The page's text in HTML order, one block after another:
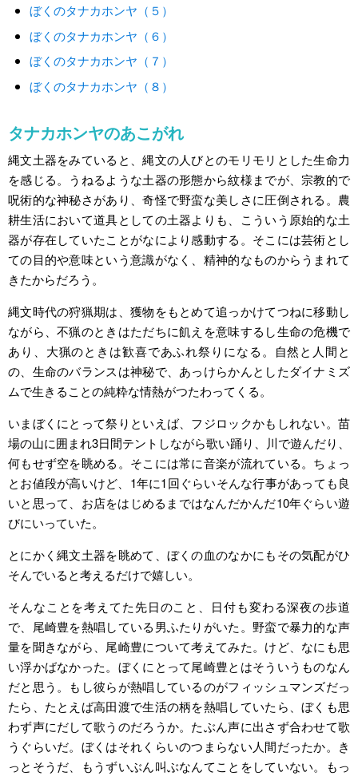
ぼくのタナカホンヤ（５）
ぼくのタナカホンヤ（６）
ぼくのタナカホンヤ（７）
ぼくのタナカホンヤ（８）
タナカホンヤのあこがれ
縄文土器をみていると、縄文の人びとのモリモリとした生命力
を感じる。うねるような土器の形態から紋様までが、宗教的で
呪術的な神秘さがあり、奇怪で野蛮な美しさに圧倒される。農
耕生活において道具としての土器よりも、こういう原始的な土
器が存在していたことがなにより感動する。そこには芸術とし
ての目的や意味という意識がなく、精神的なものからうまれて
きたからだろう。
縄文時代の狩猟期は、獲物をもとめて追っかけてつねに移動し
ながら、不猟のときはただちに飢えを意味するし生命の危機で
あり、大猟のときは歓喜であふれ祭りになる。自然と人間と
の、生命のバランスは神秘で、あっけらかんとしたダイナミズ
ムで生きることの純粋な情熱がつたわってくる。
いまぼくにとって祭りといえば、フジロックかもしれない。苗
場の山に囲まれ3日間テントしながら歌い踊り、川で遊んだり、
何もせず空を眺める。そこには常に音楽が流れている。ちょっ
とお値段が高いけど、1年に1回ぐらいそんな行事があっても良
いと思って、お店をはじめるまではなんだかんだ10年ぐらい遊
びにいっていた。
とにかく縄文土器を眺めて、ぼくの血のなかにもその気配がひ
そんでいると考えるだけで嬉しい。
そんなことを考えてた先日のこと、日付も変わる深夜の歩道
で、尾崎豊を熱唱している男ふたりがいた。野蛮で暴力的な声
量を聞きながら、尾崎豊について考えてみた。けど、なにも思
い浮かばなかった。ぼくにとって尾崎豊とはそういうものなん
だと思う。もし彼らが熱唱しているのがフィッシュマンズだっ
たら、たとえば高田渡で生活の柄を熱唱していたら、ぼくも思
わず声にだして歌うのだろうか。たぶん声に出さず合わせて歌
うぐらいだ。ぼくはそれくらいのつまらない人間だったか。き
っとそうだ、もうずいぶん叫ぶなんてことをしていない。もっ